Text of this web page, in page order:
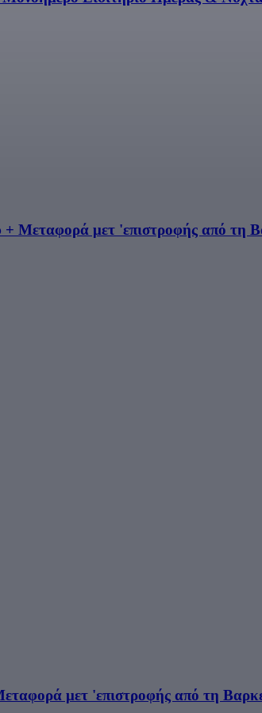
+ Μεταφορά μετ 'επιστροφής από τη
μετ 'επιστροφής από τη